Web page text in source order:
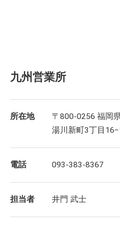
九州営業所
所在地
〒800-0256 福岡
湯川新町3丁目
電話 093-383-8367
担当者 井門 武士